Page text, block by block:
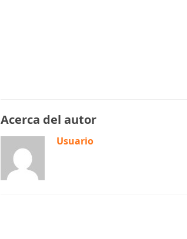
Acerca del autor
Usuario